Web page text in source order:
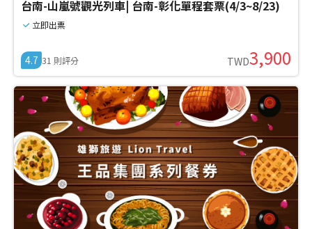
台南-山嵐號觀光列車| 台南-彰化單程套票(4/3~8/23)
立即出票
4.7 31 則評分 TWD3,900